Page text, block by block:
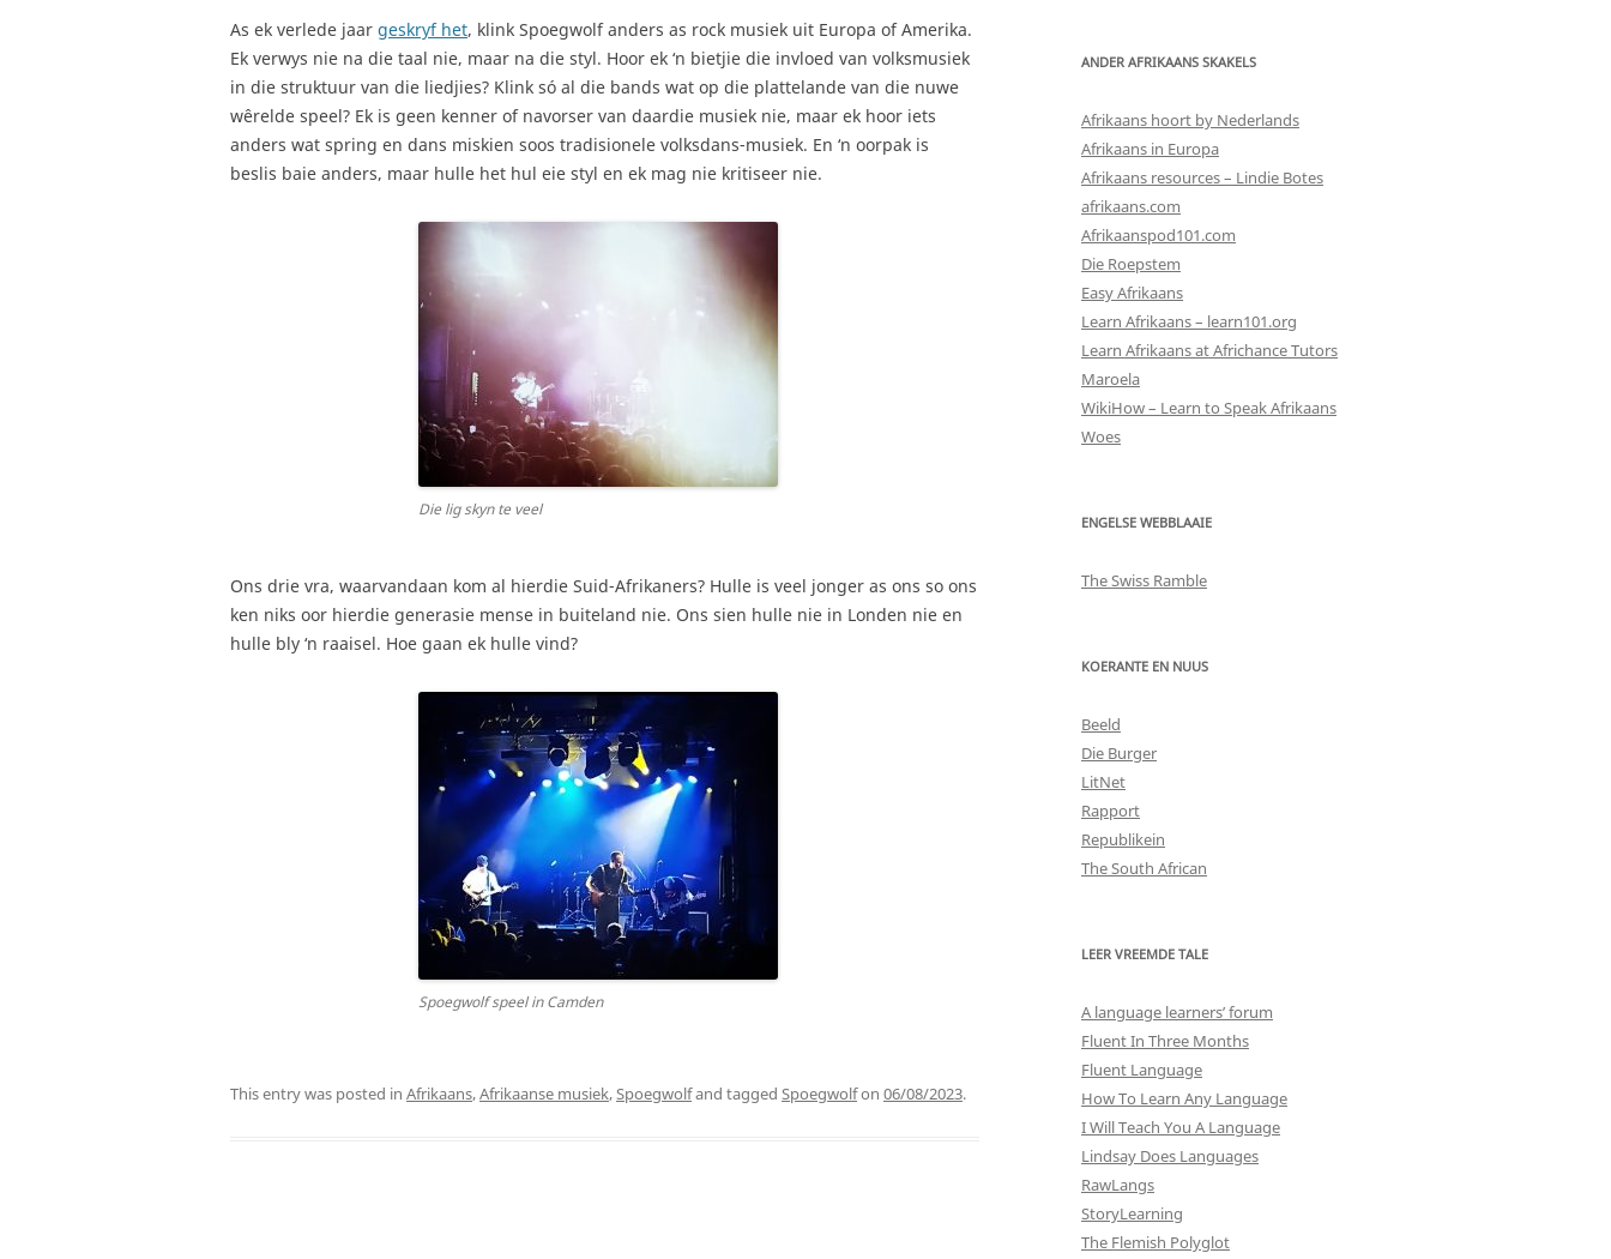
As ek verlede jaar geskryf het, klink Spoegwolf anders as rock musiek uit Europa of Amerika.
Ek verwys nie na die taal nie, maar na die styl. Hoor ek ‘n bietjie die invloed van volksmusiek
in die struktuur van die liedjies? Klink só al die bands wat op die plattelande van die nuwe
wêrelde speel? Ek is geen kenner of navorser van daardie musiek nie, maar ek hoor iets
anders wat spring en dans miskien soos tradisionele volksdans-musiek. En ‘n oorpak is
beslis baie anders, maar hulle het hul eie styl en ek mag nie kritiseer nie.
Die lig skyn te veel
Ons drie vra, waarvandaan kom al hierdie Suid-Afrikaners? Hulle is veel jonger as ons so ons
ken niks oor hierdie generasie mense in buiteland nie. Ons sien hulle nie in Londen nie en
hulle bly ‘n raaisel. Hoe gaan ek hulle vind?
Spoegwolf speel in Camden
This entry was posted in Afrikaans,Afrikaanse musiek,Spoegwolfand tagged Spoegwolfon 06/08/2023.
ANDER AFRIKAANS SKAKELS
Afrikaans hoort by Nederlands
Afrikaans in Europa
Afrikaans resources – Lindie Botes
afrikaans.com
Afrikaanspod101.com
Die Roepstem
Easy Afrikaans
Learn Afrikaans – learn101.org
Learn Afrikaans at Africhance Tutors
Maroela
WikiHow – Learn to Speak Afrikaans
Woes
ENGELSE WEBBLAAIE
The Swiss Ramble
KOERANTE EN NUUS
Beeld
Die Burger
LitNet
Rapport
Republikein
The South African
LEER VREEMDE TALE
A language learners’ forum
Fluent In Three Months
Fluent Language
How To Learn Any Language
I Will Teach You A Language
Lindsay Does Languages
RawLangs
StoryLearning
The Flemish Polyglot